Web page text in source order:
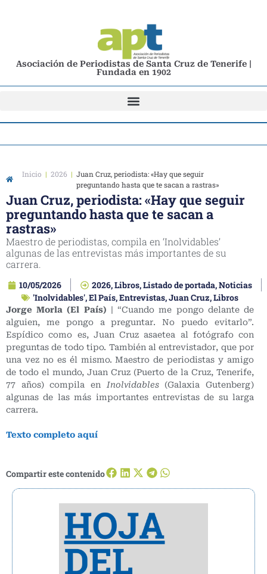
Asociación de Periodistas de Santa Cruz de Tenerife |
Fundada en 1902
Inicio | 2026 | Juan Cruz, periodista: «Hay que seguir
preguntando hasta que te sacan a rastras»
Juan Cruz, periodista: «Hay que seguir
preguntando hasta que te sacan a
rastras»
Maestro de periodistas, compila en ‘Inolvidables’
algunas de las entrevistas más importantes de su
carrera.
10/05/2026 2026,Libros,Listado de portada,Noticias
'Inolvidables',El País,Entrevistas,Juan Cruz,Libros
Jorge Morla (El País) | “Cuando me pongo delante de
alguien, me pongo a preguntar. No puedo evitarlo”.
Espídico como es, Juan Cruz asaetea al fotógrafo con
preguntas de todo tipo. También al entrevistador, que por
una vez no es él mismo. Maestro de periodistas y amigo
de todo el mundo, Juan Cruz (Puerto de la Cruz, Tenerife,
77 años) compila en Inolvidables(Galaxia Gutenberg)
algunas de las más importantes entrevistas de su larga
carrera.
Texto completo aquí
Compartir este contenido